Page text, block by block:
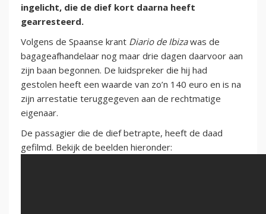
ingelicht, die de dief kort daarna heeft
gearresteerd.
Volgens de Spaanse krant Diario de Ibizawas de
bagageafhandelaar nog maar drie dagen daarvoor aan
zijn baan begonnen. De luidspreker die hij had
gestolen heeft een waarde van zo’n 140 euro en is na
zijn arrestatie teruggegeven aan de rechtmatige
eigenaar.
De passagier die de dief betrapte, heeft de daad
gefilmd. Bekijk de beelden hieronder: